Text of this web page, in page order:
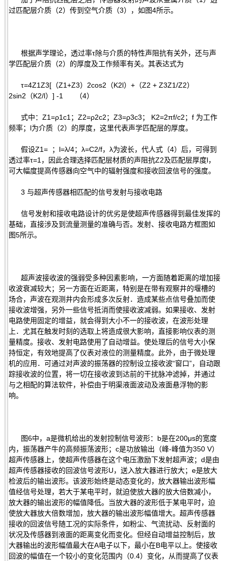
过匹配层介质（2）传到空气介质（3），如图4所示。
根据声学理论，透过率τ除与介质的特性声阻抗有关外，还与声
学匹配层介质（2）的厚度及工作频率有关。其表达式为
τ=4Z1Z3[（Z1+Z3）2cos2（K2l）+（Z2 + Z3Z1/Z2）
2sin2（K2/l）] -1 （4）
式中：Z1=ρ1c1；Z2=ρ2c2；Z3=ρ3c3； K2=2πf/c2；f 为工作
频率；l为介质（2）的厚度，这里代表声学匹配层的厚度。
假设Z1= ；l=λ/4；λ=C2/f，λ为波长，代人式（4）后，可得到
透过率τ=1，因此合理选择匹配层材质的声阻抗Z2及匹配层厚度l，
可大幅度提高传感器向空气中的辐射强度和接收回波信号的强度。
3 与超声传感器相匹配的信号发射与接收电路
信号发射和接收电路设计的优劣是使超声传感器得到最佳发挥的
基础，直接涉及到流量测量的准确与否。发射、接收电路方框图如
图5所示。
超声波接收波的强弱受多种因素影响，一方面随着距离的增加接
收波衰减较大；另一方面在近距离，特别是在带有观察井的堰槽的
场合，声波在观测井内会形成多次反射．造成某些点信号叠加而使
接收波增强，另外一些信号抵消而使接收波减弱。如果接收、发射
电路使用固定的增益，就会得到大小不一的接收波，在波形处理
上．尤其在触发时刻的选取上将造成很大影响，直接影响仪表的测
量精度。接收、发射电路使用了自动增益。使处理后的信号大小保
持恒定，有效地提高了仪表对液位的测量精度。此外，由于微处理
机的应用．可通过对声波的振荡器的控制设立接收波“窗口”，自动跟
踪接收波的位置，将一切在接收波到达前的干扰脉冲滤掉，并通过
与之相配的算法软件，补偿由于明渠液面波动及液面悬浮物的影
响。
图6中，a是微机给出的发射控制信号波形：b是在200μs的宽度
内，振荡器产牛的高频振荡波形；c是功放输出（峰-峰值为350 V）
超声传感器上，使超声传感器在这个电压激励下发射超声波；d是由
超声传感器接收的回波信号波形U，送入放大器进行放大；e是放大
检波后的输出波形。该波形始终是动态变化的，放大器输出波形幅
值经信号处理，若大于某电平时，就迫使放大器的放大倍数减小，
放大器的输出波形的幅值降低。当放大器的波形低于某电平时，迫
使放大器放大倍数增加，放大器的输出波形幅值增大。超声传感器
接收的回波信号随工况的实际条件，如粉尘、气流扰动、反射面的
状况及传感器到液面的距离变化而变化。但经自动增益控制后，放
大器输出的波形幅值最大在A电子以下，最小在B电平以上。使接收
回波的幅值在一个较小的变化范围内（0.4）变化，从而提高了仪表